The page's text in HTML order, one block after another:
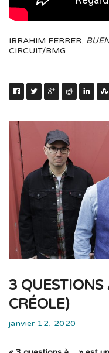
IBRAHIM FERRER,
CIRCUIT/BMG
3
CRÉOLE)
janvier 12, 2020